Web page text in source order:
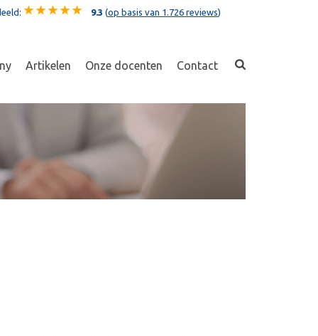
9.3 (op basis van 1.726 reviews)
Artikelen Onze docenten Contact